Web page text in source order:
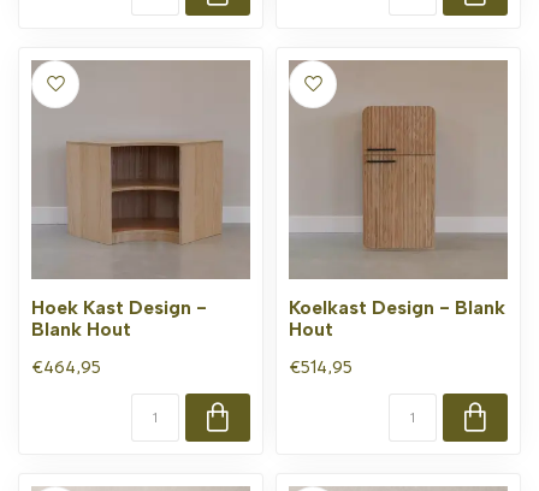
Hoek Kast Design -
Blank Hout
€464,95
Koelkast Design - Blank
Hout
€514,95